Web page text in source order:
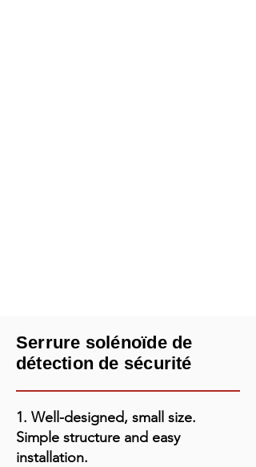
Serrure solénoïde de
détection de sécurité
1. Well-designed, small size.
Simple structure and easy
installation.